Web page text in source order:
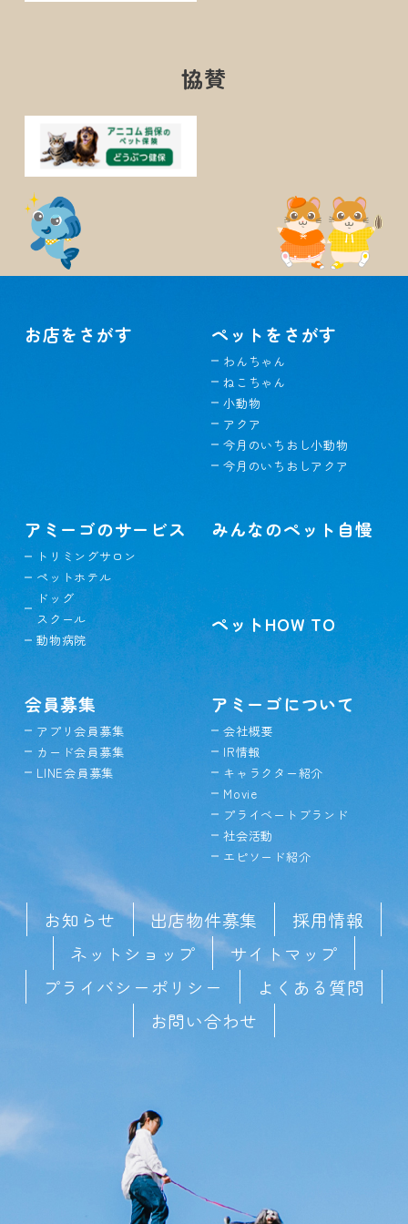
協賛
お店をさがす ペットをさがす
わんちゃん
ねこちゃん
小動物
アクア
今月のいちおし小動物
今月のいちおしアクア
アミーゴのサービス
トリミングサロン
ペットホテル
ドッグ
スクール
動物病院
みんなのペット自慢
ペットHOW TO
会員募集
アプリ会員募集
カード会員募集
LINE会員募集
アミーゴについて
会社概要
IR情報
キャラクター紹介
Movie
プライベートブランド
社会活動
エピソード紹介
お知らせ 出店物件募集
採用情報
ネットショップ
サイトマップ
プライバシーポリシー
よくある質問
お問い合わせ